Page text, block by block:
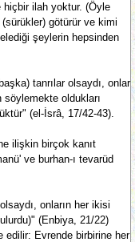
ilah yoktur. (Öyle
(sürükler) götürür ve kimi
şeylerin hepsinden
tanrılar olsaydı, onlar
söylemekte oldukları
(el-İsrâ, 17/42-43).
ilişkin birçok kanıt
ve burhan-ı tevarüd
onların her ikisi
(Enbiya, 21/22)
edilir: Evrende birbirine her